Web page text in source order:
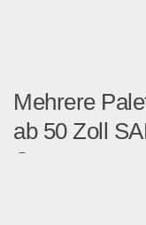
Mehrere
ab 50 Zoll
Cecotec,...